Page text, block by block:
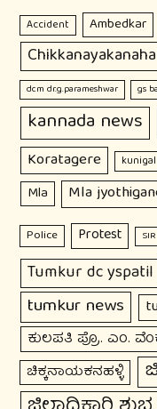
Accident Ambedkar
dcm dr.g.parameshwar gs
kannada news
Koratagere kunigal
Mla Mla
Police Protest SIR
Tumkur dc yspatil
tumkur news
ಕುಲಪತಿ ಪ್ರೊ. ಎಂ.
ಚಿಕ್ಕನಾಯಕನಹಳ್ಳಿ